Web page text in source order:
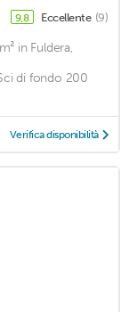
9,8 Eccellente (9)
in Fuldera,
di fondo 200
Verifica disponibilità